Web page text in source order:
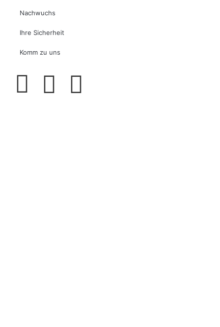
Nachwuchs
Ihre Sicherheit
Komm zu uns